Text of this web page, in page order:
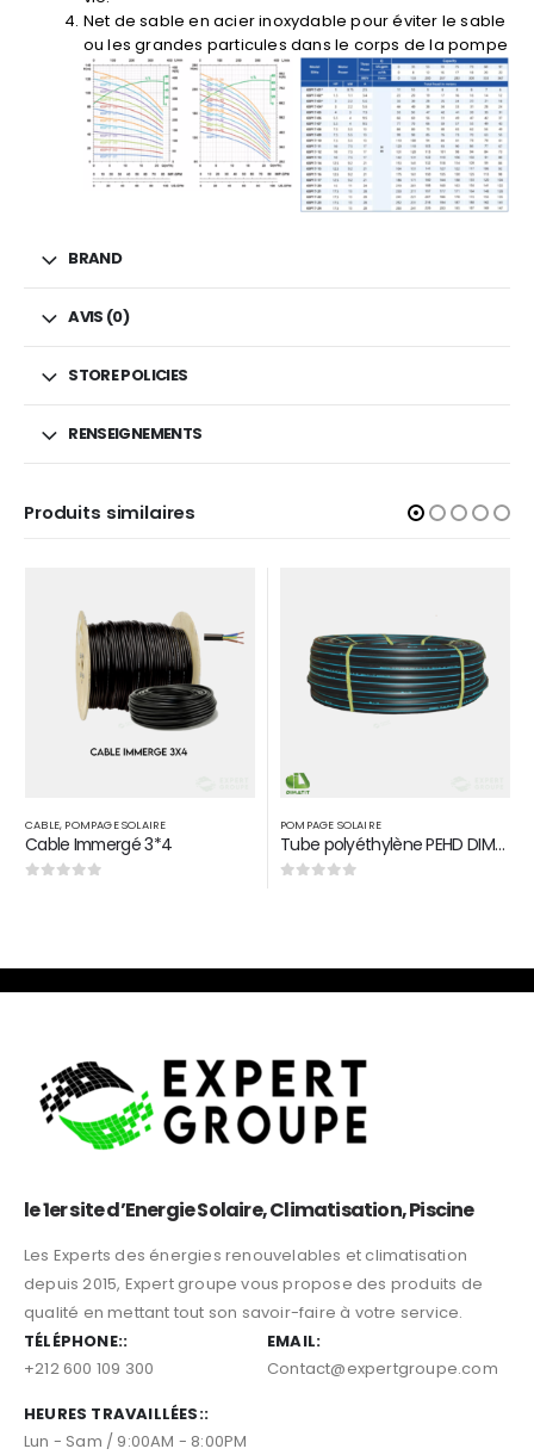
Net de sable en acier inoxydable pour éviter le sable
ou les grandes particules dans le corps de la pompe
BRAND
AVIS (0)
STORE POLICIES
RENSEIGNEMENTS
Produits similaires
CABLE, POMPAGE SOLAIRE
Cable Immergé 3*4
POMPAGE SOLAIRE
Tube polyéthylène PEHD DIMATIT 16 BAR D 63
le 1er site d’Energie Solaire, Climatisation, Piscine
Les Experts des énergies renouvelables et climatisation
depuis 2015, Expert groupe vous propose des produits de
qualité en mettant tout son savoir-faire à votre service.
TÉLÉPHONE::
+212 600 109 300
EMAIL:
Contact@expertgroupe.com
HEURES TRAVAILLÉES::
Lun - Sam / 9:00AM - 8:00PM